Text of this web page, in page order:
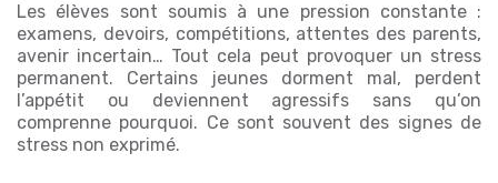
Les élèves sont soumis à une pression constante :
examens, devoirs, compétitions, attentes des parents,
avenir incertain… Tout cela peut provoquer un stress
permanent. Certains jeunes dorment mal, perdent
l’appétit ou deviennent agressifs sans qu’on
comprenne pourquoi. Ce sont souvent des signes de
stress non exprimé.